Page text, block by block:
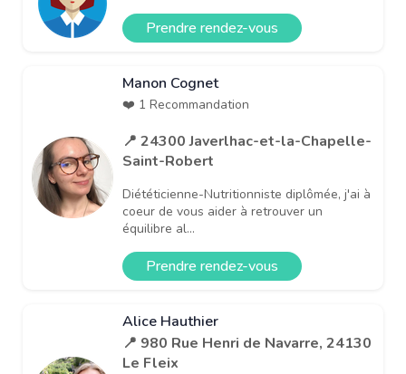
Prendre rendez-vous
Manon Cognet
❤️ 1 Recommandation
📍 24300 Javerlhac-et-la-Chapelle-
Saint-Robert
Diététicienne-Nutritionniste diplômée, j'ai à
coeur de vous aider à retrouver un
équilibre al...
Prendre rendez-vous
Alice Hauthier
📍 980 Rue Henri de Navarre, 24130
Le Fleix